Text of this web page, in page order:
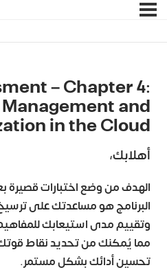
– Chapter 4:
and
in the Cloud
أهلابك،
الهدف من وضع اختبارات
البرنامج هو مساعدتك على
وتقييم مدى استيعابك
مما يُمكنك من تحديد نقاط
تحسين أدائك بشكل مستمر.